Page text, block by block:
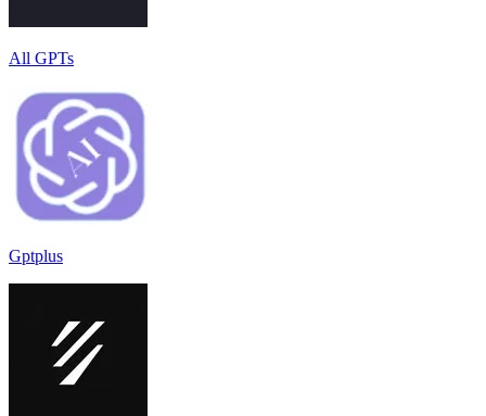
All GPTs
Gptplus